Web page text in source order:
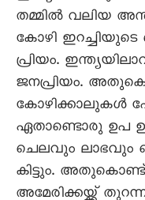
തമ്മിൽ വലിയ
കോഴി
പ്രിയം.
ജനപ്രിയം.
കോഴിക്കാലുകൾ
ഏതാണ്ടൊരു ഉപ
ചെലവും ലാഭവും
കിട്ടും.
അമേരിക്കയ്ക്ക്